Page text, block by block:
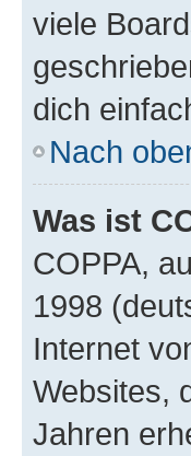
viele
dich
Nach
Was ist
COPPA,
1998
Internet
Websites,
Jahren